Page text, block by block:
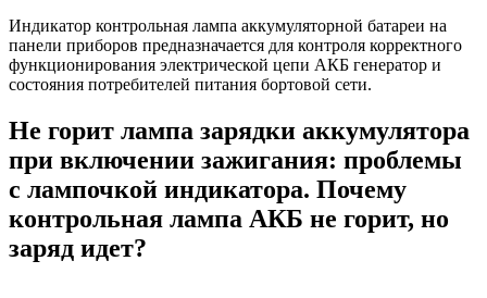
Индикатор контрольная лампа аккумуляторной батареи на
панели приборов предназначается для контроля корректного
функционирования электрической цепи АКБ генератор и
состояния потребителей питания бортовой сети.
Не горит лампа зарядки аккумулятора
при включении зажигания: проблемы
с лампочкой индикатора. Почему
контрольная лампа АКБ не горит, но
заряд идет?